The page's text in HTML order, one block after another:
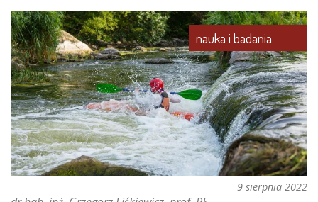
nauka i badania
9 sierpnia 2022